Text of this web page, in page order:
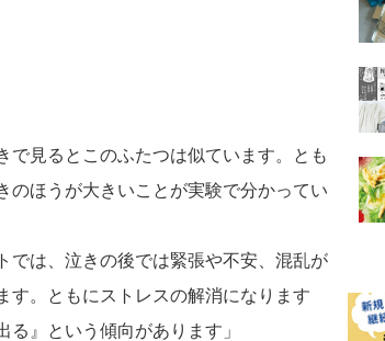
で見るとこのふたつは似ています。とも
のほうが大きいことが実験で分かってい
では、泣きの後では緊張や不安、混乱が
す。ともにストレスの解消になります
』という傾向があります」